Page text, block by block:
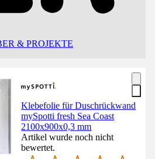
& PROJEKTE
Klebefolie für Duschrückwand
mySpotti fresh Sea Coast
2100x900x0,3 mm
Artikel wurde noch nicht
bewertet.